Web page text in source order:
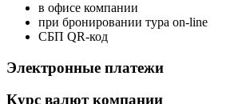
в офисе компании
при бронировании тура on-line
СБП QR-код
Электронные платежи
Курс валют компании